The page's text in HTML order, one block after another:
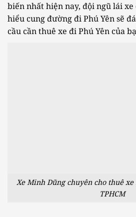
biến nhất hiện nay, đội ngũ lái
hiểu cung đường đi Phú Yên sẽ
cầu cần thuê xe đi Phú Yên của
Xe Minh Dũng chuyên cho thuê
TPHCM